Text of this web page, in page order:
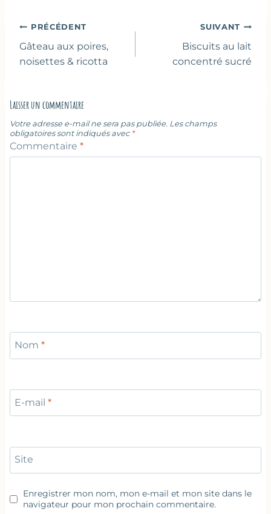
Navigation
de
l’article
PRÉCÉDENT
Gâteau aux poires,
noisettes & ricotta
SUIVANT
Biscuits au lait
concentré sucré
Laisser un commentaire
Votre adresse e-mail ne sera pas publiée. Les champs
obligatoires sont indiqués avec *
Commentaire *
Nom *
E-mail *
Site
Enregistrer mon nom, mon e-mail et mon site dans le
navigateur pour mon prochain commentaire.